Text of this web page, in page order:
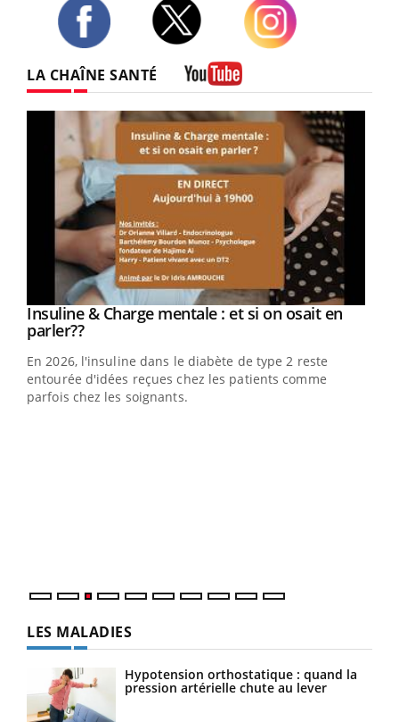
LA CHAÎNE SANTÉ
Youtube
Insuline & Charge mentale : et si on osait en
parler??Youtube
En 2026, l'insuline dans le diabète de type 2 reste
entourée d'idées reçues chez les patients comme
parfois chez les soignants.
LES MALADIES
Hypotension orthostatique : quand la
pression artérielle chute au lever